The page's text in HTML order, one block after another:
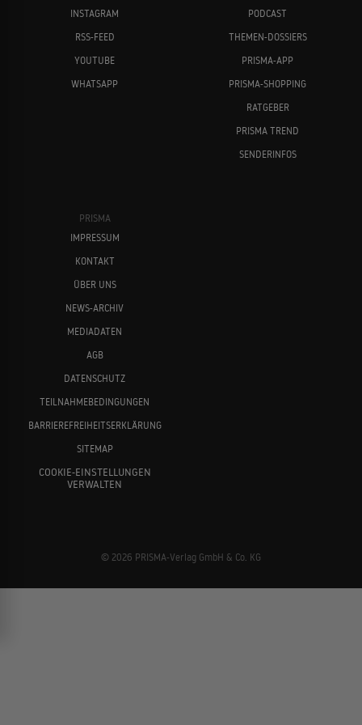
INSTAGRAM
RSS-FEED
YOUTUBE
WHATSAPP
PODCAST
THEMEN-DOSSIERS
PRISMA-APP
PRISMA-SHOPPING
RATGEBER
PRISMA TREND
SENDERINFOS
PRISMA
IMPRESSUM
KONTAKT
ÜBER UNS
NEWS-ARCHIV
MEDIADATEN
AGB
DATENSCHUTZ
TEILNAHMEBEDINGUNGEN
BARRIEREFREIHEITSERKLÄRUNG
SITEMAP
COOKIE-EINSTELLUNGEN
VERWALTEN
© 2026 PRISMA-Verlag GmbH & Co. KG